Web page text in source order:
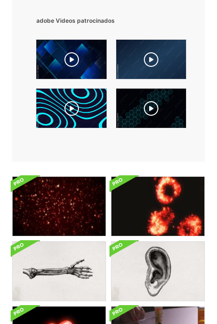
adobe Videos patrocinados